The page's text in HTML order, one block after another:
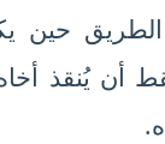
حين
أن يُنقذ